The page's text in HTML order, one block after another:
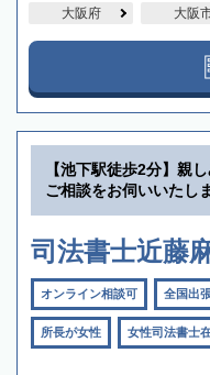
大阪府 大阪
【池下駅徒歩2分】親
ご相談をお伺いいたし
司法書士近藤
オンライン相談可 全国出
所長が女性 女性司法書士